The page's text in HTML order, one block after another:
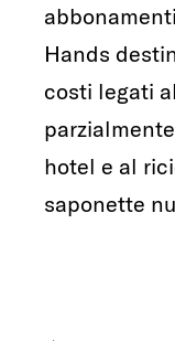
Hands
costi legati
hotel e al
saponette